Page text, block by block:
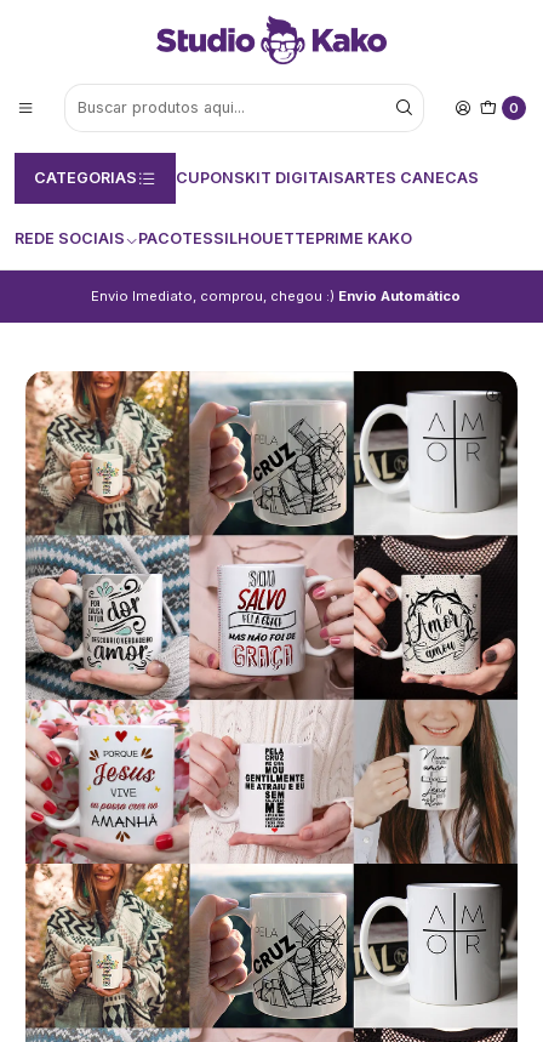
0
CATEGORIAS CUPONSKIT DIGITAISARTES CANECAS
REDE SOCIAIS PACOTESSILHOUETTEPRIME KAKO
Envio Imediato, comprou, chegou :) Envio Automático